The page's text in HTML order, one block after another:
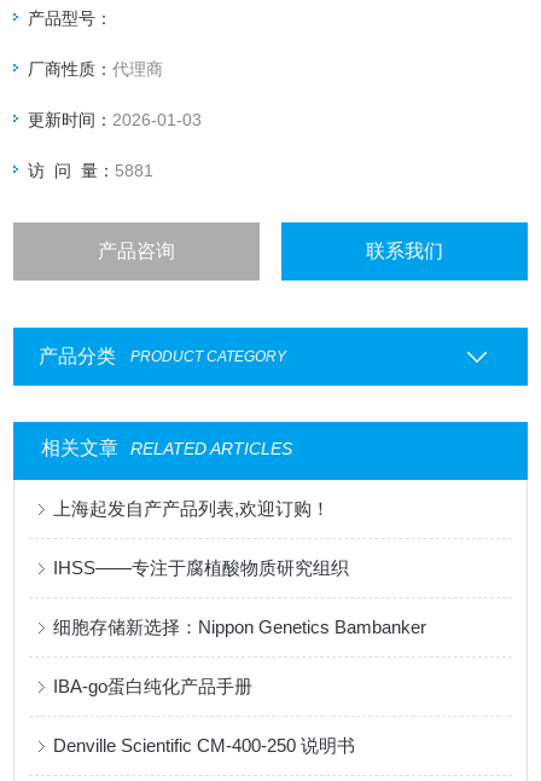
处。我们的技术团队提供多种学科的高速原型设计、集成解决
产品型号：
厂商性质：代理商
更新时间： 2026-01-03
访 问 量： 5881
产品咨询 联系我们
产品分类 PRODUCT CATEGORY
相关文章 RELATED ARTICLES
上海起发自产产品列表,欢迎订购！
IHSS——专注于腐植酸物质研究组织
细胞存储新选择：Nippon Genetics Bambanker
IBA-go蛋白纯化产品手册
Denville Scientific CM-400-250 说明书